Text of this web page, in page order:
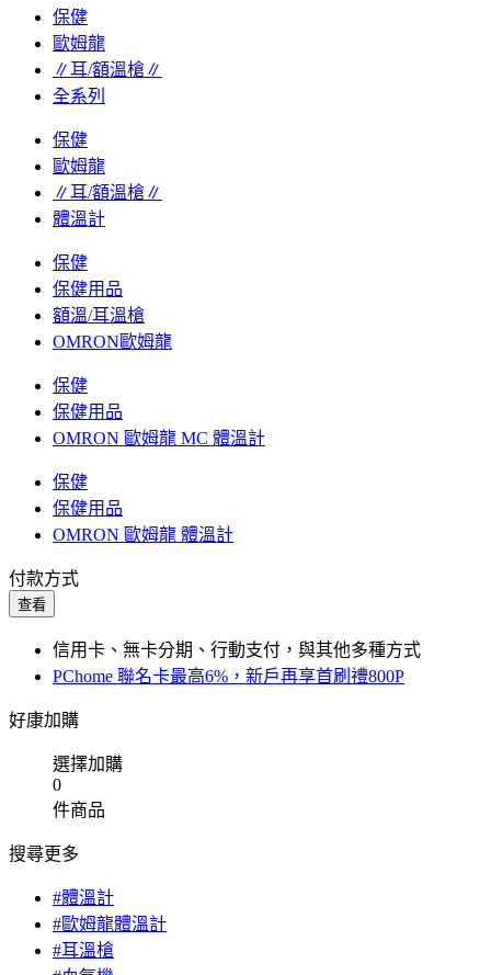
保健
歐姆龍
∥耳/額溫槍∥
全系列
保健
歐姆龍
∥耳/額溫槍∥
體溫計
保健
保健用品
額溫/耳溫槍
OMRON歐姆龍
保健
保健用品
OMRON 歐姆龍 MC 體溫計
保健
保健用品
OMRON 歐姆龍 體溫計
付款方式
查看
信用卡、無卡分期、行動支付，與其他多種方式
PChome 聯名卡最高6%，新戶再享首刷禮800P
好康加購
選擇加購
0
件商品
搜尋更多
#體溫計
#歐姆龍體溫計
#耳溫槍